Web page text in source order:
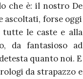
che è: il nostro De
ascoltati, forse oggi
tutte le caste e alla
da fantasioso ad
quanto noi. E
da strapazzo e